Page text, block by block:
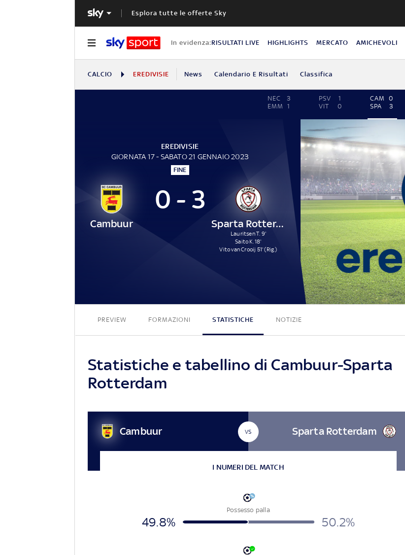
Esplora tutte le offerte Sky
In evidenza:RISULTATI LIVE HIGHLIGHTS MERCATO AMICHEVOLI
CALCIO EREDIVISIE News Calendario E Risultati Classifica
NEC
3
EMM
1
PSV
1
VIT
0
CAM
0
SPA
3
EREDIVISIE
GIORNATA 17 - SABATO 21 GENNAIO 2023
FINE
Cambuur
0 - 3
Sparta Rotterdam
Lauritsen T. 9'
Saito K. 18'
Vito van Crooij 51' (Rig.)
0 - 3
PREVIEW FORMAZIONI STATISTICHE NOTIZIE
Statistiche e tabellino di Cambuur-Sparta
Rotterdam
Cambuur VS Sparta Rotterdam
I NUMERI DEL MATCH
Possesso palla
49.8% 50.2%